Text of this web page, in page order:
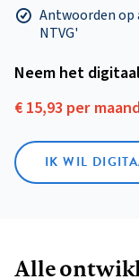
Antwoorden op
NTVG'
Neem het
€ 15,93 per
IK WIL
Alle